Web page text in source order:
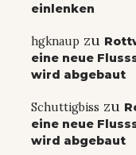
einlenken
hgknaup zu
eine neue
wird abgebaut
Schuttigbiss zu
eine neue
wird abgebaut